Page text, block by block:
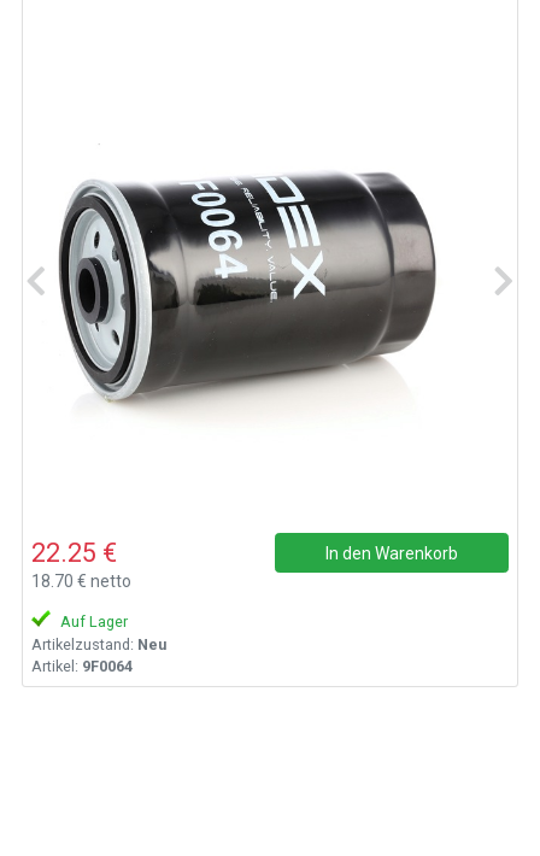
22.25 €
18.70 € netto
In den Warenkorb
Auf Lager
Artikelzustand: Neu
Artikel: 9F0064